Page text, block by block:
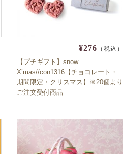
¥276 （税込）
【プチギフト】snow
X’mas//con1316【チョコレート・
期間限定・クリスマス】※20個より
ご注文受付商品